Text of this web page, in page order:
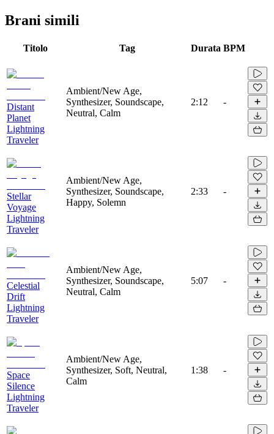
Brani simili
Titolo Tag Durata BPM
Distant
Planet
Lightning
Traveler
Ambient/New Age,
Synthesizer, Soundscape,
Neutral, Calm
2:12 -
Stellar
Voyage
Lightning
Traveler
Ambient/New Age,
Synthesizer, Soundscape,
Happy, Solemn
2:33 -
Celestial
Drift
Lightning
Traveler
Ambient/New Age,
Synthesizer, Soundscape,
Neutral, Calm
5:07 -
Space
Silence
Lightning
Traveler
Ambient/New Age,
Synthesizer, Soft, Neutral,
Calm
1:38 -